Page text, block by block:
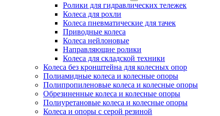
Ролики для гидравлических тележек
Колеса для рохли
Колеса пневматические для тачек
Приводные колеса
Колеса нейлоновые
Направляющие ролики
Колеса для складской техники
Колеса без кронштейна для колесных опор
Полиамидные колеса и колесные опоры
Полипропиленовые колеса и колесные опоры
Обрезиненные колеса и колесные опоры
Полиуретановые колеса и колесные опоры
Колеса и опоры с серой резиной